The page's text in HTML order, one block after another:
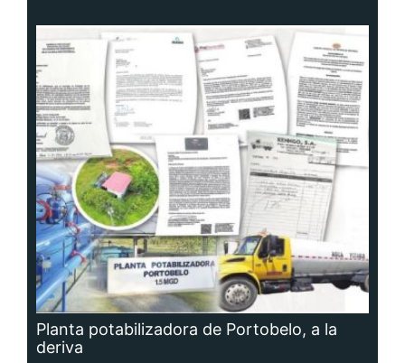
Planta potabilizadora de Portobelo, a la
deriva